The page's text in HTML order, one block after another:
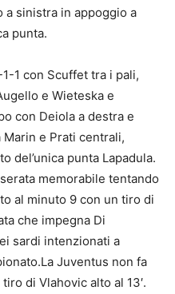
a sinistra in appoggio a
punta.
1 con Scuffet tra i pali,
e Wieteska e
con Deiola a destra e
e Prati centrali,
del’unica punta Lapadula.
memorabile tentando
al minuto 9 con un tiro di
che impegna Di
sardi intenzionati a
Juventus non fa
di Vlahovic alto al 13′.